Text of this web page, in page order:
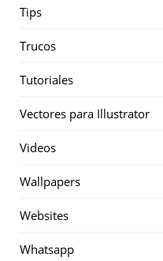
Tips
Trucos
Tutoriales
Vectores para Illustrator
Videos
Wallpapers
Websites
Whatsapp